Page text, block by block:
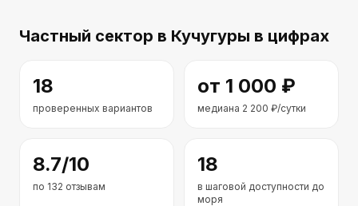
Частный сектор в Кучугуры в цифрах
18
проверенных вариантов
от 1 000 ₽
медиана 2 200 ₽/сутки
8.7/10
по 132 отзывам
18
в шаговой доступности до
моря